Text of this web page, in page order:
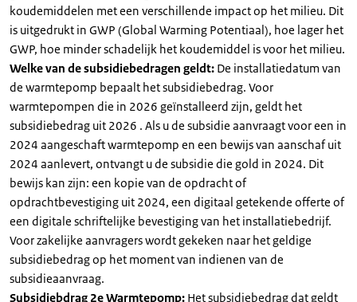
koudemiddelen met een verschillende impact op het milieu. Dit
is uitgedrukt in GWP (Global Warming Potentiaal), hoe lager het
GWP, hoe minder schadelijk het koudemiddel is voor het milieu.
Welke van de subsidiebedragen geldt: De installatiedatum van
de warmtepomp bepaalt het subsidiebedrag. Voor
warmtepompen die in 2026 geïnstalleerd zijn, geldt het
subsidiebedrag uit 2026 . Als u de subsidie aanvraagt voor een in
2024 aangeschaft warmtepomp en een bewijs van aanschaf uit
2024 aanlevert, ontvangt u de subsidie die gold in 2024. Dit
bewijs kan zijn: een kopie van de opdracht of
opdrachtbevestiging uit 2024, een digitaal getekende offerte of
een digitale schriftelijke bevestiging van het installatiebedrijf.
Voor zakelijke aanvragers wordt gekeken naar het geldige
subsidiebedrag op het moment van indienen van de
subsidieaanvraag.
Subsidiebdrag 2e Warmtepomp: Het subsidiebedrag dat geldt